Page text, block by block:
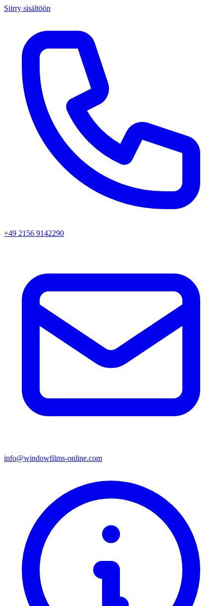
Siirry sisältöön
+49 2156 9142290
info@windowfilms-online.com